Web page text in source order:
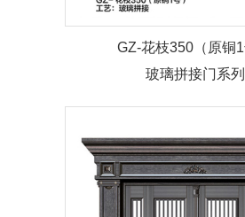
GZ-花枝350（原铜1
玻璃拼接门系列